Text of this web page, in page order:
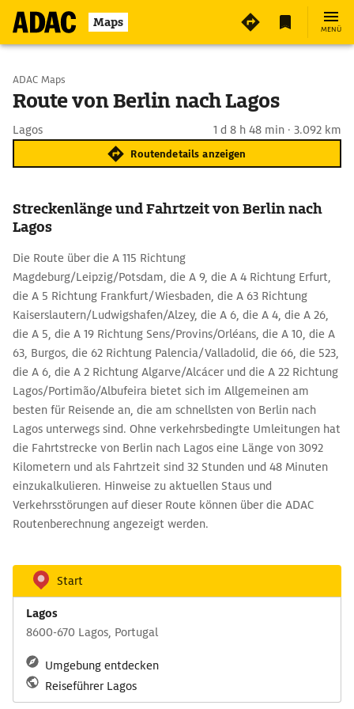
Maps MENÜ
Start wählen
ADAC Maps
Route von Berlin nach Lagos
Lagos 1 d 8 h 48 min · 3.092 km
Routendetails anzeigen
Streckenlänge und Fahrtzeit von Berlin nach
Lagos
Die Route über die A 115 Richtung
Magdeburg/Leipzig/Potsdam, die A 9, die A 4 Richtung Erfurt,
die A 5 Richtung Frankfurt/Wiesbaden, die A 63 Richtung
Kaiserslautern/Ludwigshafen/Alzey, die A 6, die A 4, die A 26,
die A 5, die A 19 Richtung Sens/Provins/Orléans, die A 10, die A
63, Burgos, die 62 Richtung Palencia/Valladolid, die 66, die 523,
die A 6, die A 2 Richtung Algarve/Alcácer und die A 22 Richtung
Lagos/Portimão/Albufeira bietet sich im Allgemeinen am
besten für Reisende an, die am schnellsten von Berlin nach
Lagos unterwegs sind. Ohne verkehrsbedingte Umleitungen hat
die Fahrtstrecke von Berlin nach Lagos eine Länge von 3092
Kilometern und als Fahrtzeit sind 32 Stunden und 48 Minuten
einzukalkulieren. Hinweise zu aktuellen Staus und
Verkehrsstörungen auf dieser Route können über die ADAC
Routenberechnung angezeigt werden.
Start
Lagos
8600-670 Lagos, Portugal
Umgebung entdecken
Reiseführer Lagos